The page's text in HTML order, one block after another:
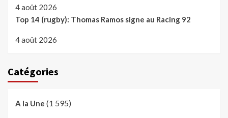
4 août 2026
Top 14 (rugby): Thomas Ramos signe au Racing 92
4 août 2026
Catégories
A la Une (1 595)